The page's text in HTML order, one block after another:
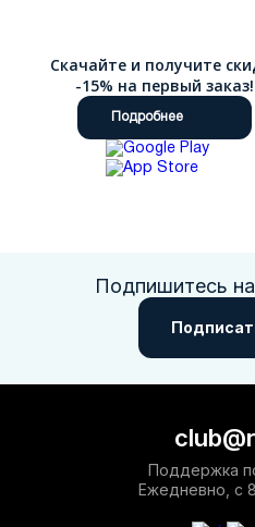
Скачайте и получите
-15% на первый заказ!
Подробнее
Подпишитесь
Поддержка
Ежедневно, с